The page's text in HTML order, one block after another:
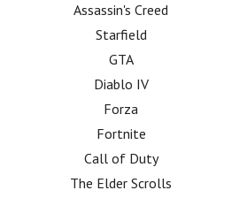
Assassin's Creed
Starfield
GTA
Diablo IV
Forza
Fortnite
Call of Duty
The Elder Scrolls